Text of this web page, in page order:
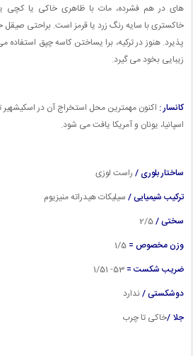
های در هم فشرده، مات با ظاهری خاکی یا
خاکستری با سایه رنگ زرد یا قرمز است. براحتی صیقل
پذیرد. هنوز در ترکیه، برا یساختن کاسه چپق
زیبایی بخود می گیرد.
کانسار : اکنون مهمترین محل استخراج آن در
اسپانیا، یونان و آمریکا یافت می شود.
ساختار بلوری / راست لوزی
ترکیب شیمیایی / سیلیکات هیدراته منیزیوم
سختی /2/5
وزن مخصوص = /5
ضریب شکست =
دوشکستی /ندارد
جلا /خاکی تا چرب